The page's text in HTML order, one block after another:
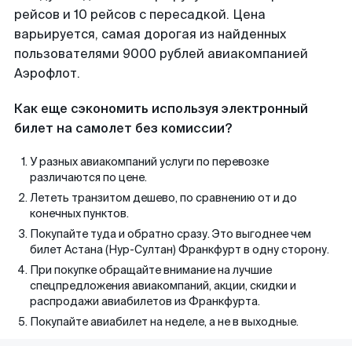
рейсов и 10 рейсов с пересадкой. Цена
варьируется, самая дорогая из найденных
пользователями 9000 рублей авиакомпанией
Аэрофлот.
Как еще сэкономить используя электронный
билет на самолет без комиссии?
У разных авиакомпаний услуги по перевозке
различаются по цене.
Лететь транзитом дешево, по сравнению от и до
конечных пунктов.
Покупайте туда и обратно сразу. Это выгоднее чем
билет Астана (Нур-Султан) Франкфурт в одну сторону.
При покупке обращайте внимание на лучшие
спецпредложения авиакомпаний, акции, скидки и
распродажи авиабилетов из Франкфурта.
Покупайте авиабилет на неделе, а не в выходные.